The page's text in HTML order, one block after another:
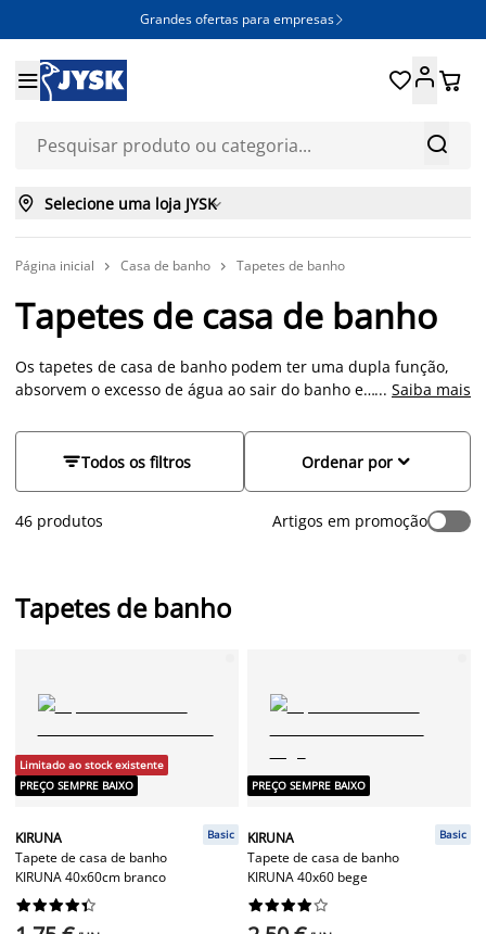
Grandes ofertas para empresas 


 
 Selecione uma loja JYSK
Página inicial  Casa de banho  Tapetes de banho
Tapetes de casa de banho
Os tapetes de casa de banho podem ter uma dupla função,
absorvem o excesso de água ao sair do banho e
do banho, é desagradável e perigoso pisar o chão gélido da
casa de banho, como tal, opte por colocar o seu tapete perto
antiderrapante é essencial para a sua base de chuveiro ou
e também tapetes de banho absorventes e antiderrapantes.
... Saiba mais
Todos os filtros 
Ordenar por
46 produtos Artigos em promoção
Tapetes de banho
Limitado ao stock existente
PREÇO SEMPRE BAIXO
KIRUNA
Tapete de casa de banho
KIRUNA 40x60cm branco
Basic






PREÇO SEMPRE BAIXO
KIRUNA
Tapete de casa de banho
KIRUNA 40x60 bege
Basic





